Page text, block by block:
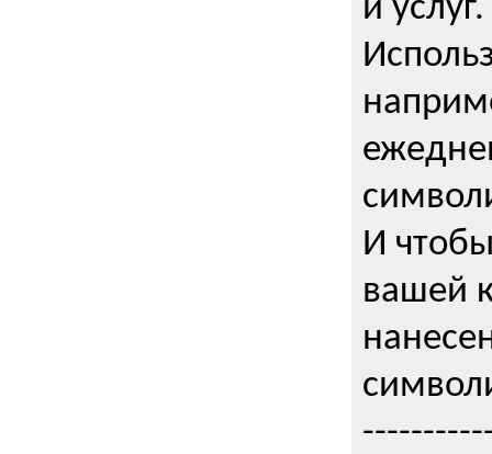
и услуг.
И
вашей